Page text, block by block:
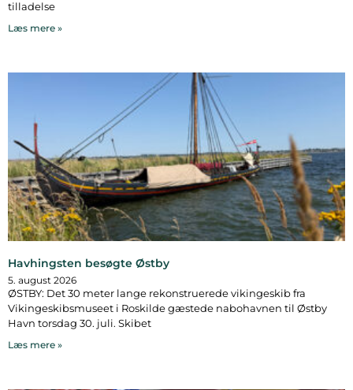
tilladelse
Læs mere »
Havhingsten besøgte Østby
5. august 2026
ØSTBY: Det 30 meter lange rekonstruerede vikingeskib fra
Vikingeskibsmuseet i Roskilde gæstede nabohavnen til Østby
Havn torsdag 30. juli. Skibet
Læs mere »